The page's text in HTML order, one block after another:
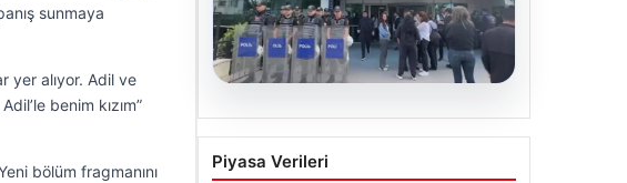
sunmaya
yer alıyor. Adil ve
benim kızım”
bölüm fragmanını
05.08.2026
Avcılar Belediyesi’ne
operasyon. 12 şüpheli
Piyasa Verileri